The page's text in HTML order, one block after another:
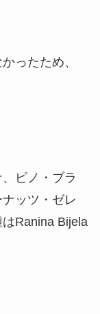
ったため、
ピノ・ブラ
ッツ・ゼレ
Ranina Bijela